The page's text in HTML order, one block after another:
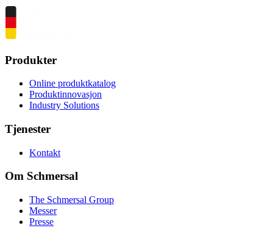
Produkter
Online produktkatalog
Produktinnovasjon
Industry Solutions
Tjenester
Kontakt
Om Schmersal
The Schmersal Group
Messer
Presse